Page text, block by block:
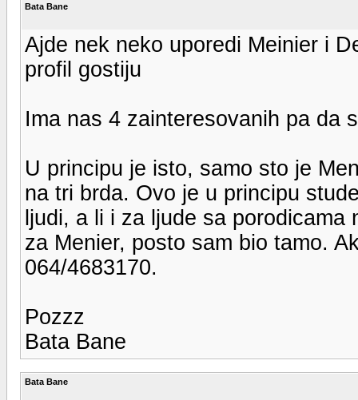
Bata Bane
Ajde nek neko uporedi Meinier i
profil gostiju
Ima nas 4 zainteresovanih pa da
U principu je isto, samo sto je
na tri brda. Ovo je u principu
ljudi, a li i za ljude sa
za Menier, posto sam bio tamo.
064/4683170.
Pozzz
Bata Bane
Bata Bane